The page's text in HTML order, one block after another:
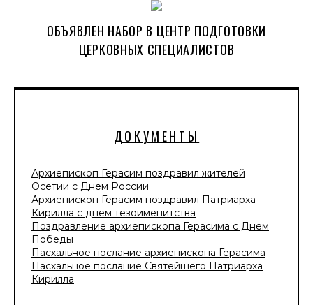
ДОКУМЕНТЫ
Архиепископ Герасим поздравил жителей
Осетии с Днем России
Архиепископ Герасим поздравил Патриарха
Кирилла с днем тезоименитства
Поздравление архиепископа Герасима с Днем
Победы
Пасхальное послание архиепископа Герасима
Пасхальное послание Святейшего Патриарха
Кирилла
ОБЪЯВЛЕН НАБОР В ЦЕНТР ПОДГОТОВКИ
ЦЕРКОВНЫХ СПЕЦИАЛИСТОВ